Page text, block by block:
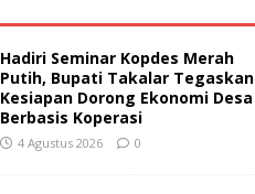
Hadiri Seminar Kopdes Merah
Putih, Bupati Takalar Tegaskan
Kesiapan Dorong Ekonomi Desa
Berbasis Koperasi
4 Agustus 2026 0